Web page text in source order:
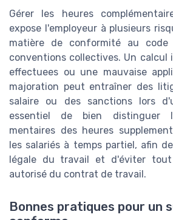
Gérer les heures
expose l'employeur à plusieurs
matière de conformité au
conventions collectives. Un calcul
effectuees ou une mauvaise
majoration peut entraîner des
salaire ou des sanctions lors
essentiel de bien distinguer
mentaires des heures
les salariés à temps partiel, afin
légale du travail et d'éviter tout
autorisé du contrat de travail.
Bonnes pratiques pour un